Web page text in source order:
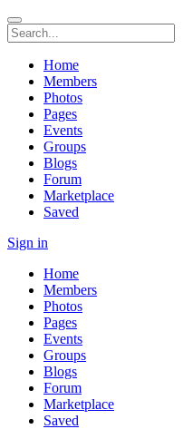
Home
Members
Photos
Pages
Events
Groups
Blogs
Forum
Marketplace
Saved
Sign in
Home
Members
Photos
Pages
Events
Groups
Blogs
Forum
Marketplace
Saved